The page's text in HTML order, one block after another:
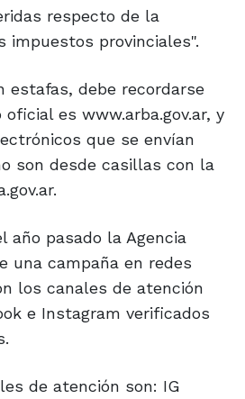
respecto de la
impuestos provinciales".
estafas, debe recordarse
es www.arba.gov.ar, y
que se envían
son desde casillas con la
año pasado la Agencia
una campaña en redes
los canales de atención
e Instagram verificados
de atención son: IG